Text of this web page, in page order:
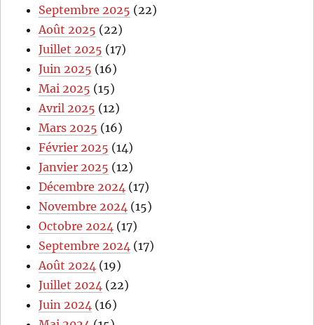
Septembre 2025 (22)
Août 2025 (22)
Juillet 2025 (17)
Juin 2025 (16)
Mai 2025 (15)
Avril 2025 (12)
Mars 2025 (16)
Février 2025 (14)
Janvier 2025 (12)
Décembre 2024 (17)
Novembre 2024 (15)
Octobre 2024 (17)
Septembre 2024 (17)
Août 2024 (19)
Juillet 2024 (22)
Juin 2024 (16)